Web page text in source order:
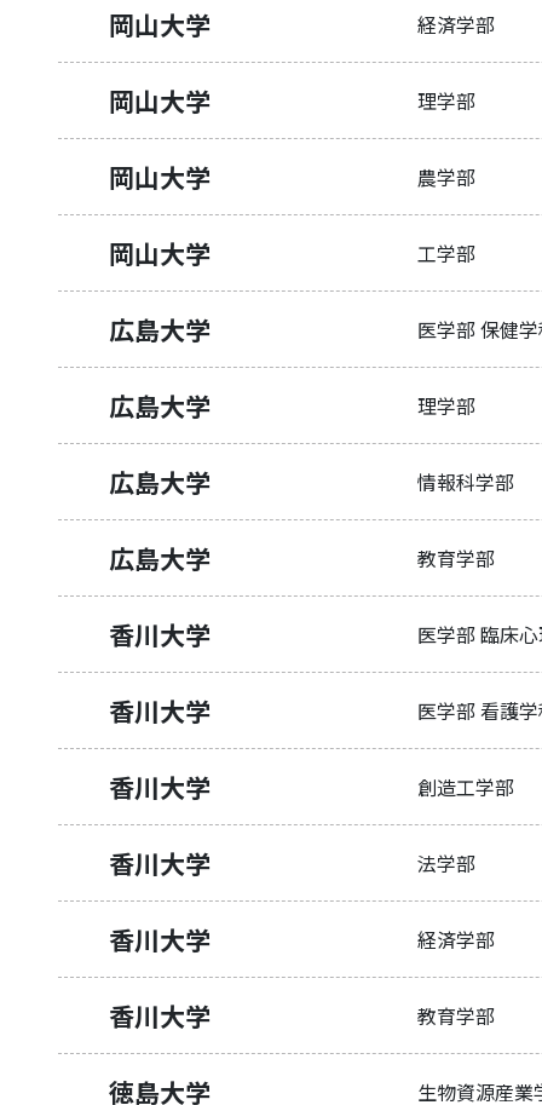
岡山大学 経済学部
岡山大学 理学部
岡山大学 農学部
岡山大学 工学部
広島大学 医学部 保健
広島大学 理学部
広島大学 情報科学部
広島大学 教育学部
香川大学 医学部 臨床
香川大学 医学部 看護
香川大学 創造工学部
香川大学 法学部
香川大学 経済学部
香川大学 教育学部
徳島大学 生物資源産業